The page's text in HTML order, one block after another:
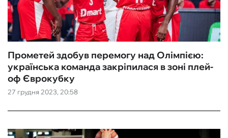
27 грудня 2023, 20:58
Прометей здобув перемогу над Олімпією:
українська команда закріпилася в зоні плей-
оф Єврокубку